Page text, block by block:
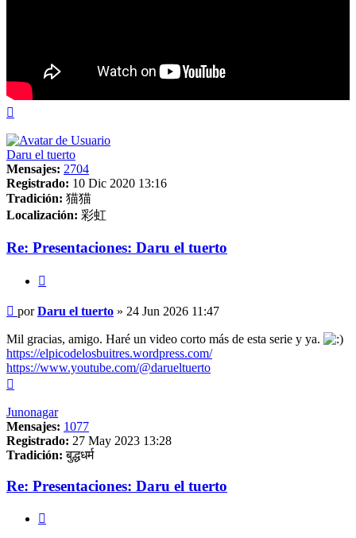
Daru el tuerto
Mensajes: 2704
Registrado: 10 Dic 2020 13:16
Tradición: 猫猫
Localización: 彩虹
Re: Presentaciones: Daru el tuerto
Mensaje
porDaru el tuerto » 24 Jun 2026 11:47
Mil gracias, amigo. Haré un video corto más de esta serie y ya.
https://elpicodelosbuitres.wordpress.com/
https://www.youtube.com/@darueltuerto
Junonagar
Mensajes: 1077
Registrado: 27 May 2023 13:28
Tradición: बुद्धधर्म
Re: Presentaciones: Daru el tuerto